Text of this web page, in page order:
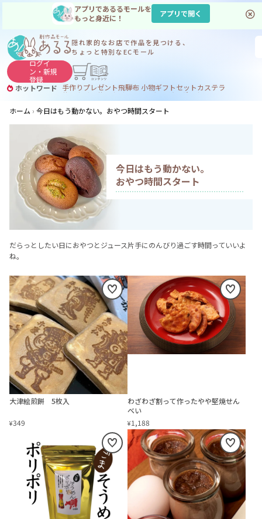
アプリであるるモールを
もっと身近に！
アプリで開く
隠れ家的なお店で作品を見つける、
ちょっと特別なECモール
ログイ
ン・新規
登録
ホットワード 手作りプレゼント飛騨布 小物ギフトセットカステラ
サヌカイト コーヒー
ジンギスカン
ホーム
今日はもう動かない。おやつ時間スタート
今日はもう動かない。
おやつ時間スタート
だらっとしたい日におやつとジュース片手にのんびり過ごす時間っていいよ
ね。
大津絵煎餅 5枚入
¥349
わざわざ割って作ったやや堅焼せん
べい
¥1,188